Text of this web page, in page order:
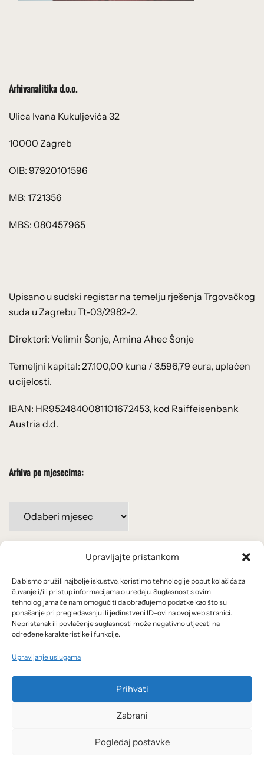
Upravljajte pristankom
Da bismo pružili najbolje iskustvo, koristimo tehnologije poput kolačića za
čuvanje i/ili pristup informacijama o uređaju. Suglasnost s ovim
tehnologijama će nam omogućiti da obrađujemo podatke kao što su
ponašanje pri pregledavanju ili jedinstveni ID-ovi na ovoj web stranici.
Nepristanak ili povlačenje suglasnosti može negativno utjecati na
određene karakteristike i funkcije.
Upravljanje uslugama
Prihvati
Zabrani
Pogledaj postavke
Arhivanalitika d.o.o.
Ulica Ivana Kukuljevića 32
10000 Zagreb
OIB: 97920101596
MB: 1721356
MBS: 080457965
Upisano u sudski registar na temelju rješenja Trgovačkog
suda u Zagrebu Tt-03/2982-2.
Direktori: Velimir Šonje, Amina Ahec Šonje
Temeljni kapital: 27.100,00 kuna / 3.596,79 eura, uplaćen
u cijelosti.
IBAN: HR9524840081101672453, kod Raiffeisenbank
Austria d.d.
Arhiva po mjesecima:
mjesecima:
Uvjeti korištenja
Politika privatnosti
Kolačići